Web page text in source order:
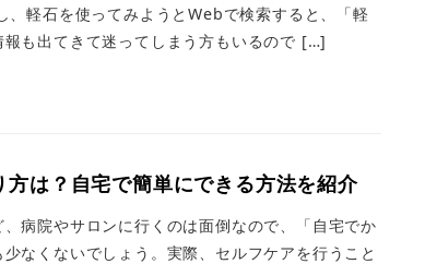
、軽石を使ってみようとWebで検索すると、「軽
も出てきて迷ってしまう方もいるので […]
は？自宅で簡単にできる方法を紹介
病院やサロンに行くのは面倒なので、「自宅でか
なくないでしょう。実際、セルフケアを行うこと